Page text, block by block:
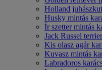
Holland
Husky mintás
Ír szetter mintás
Jack Russel
Kis olasz agár
Kuvasz mintás
Labradoros